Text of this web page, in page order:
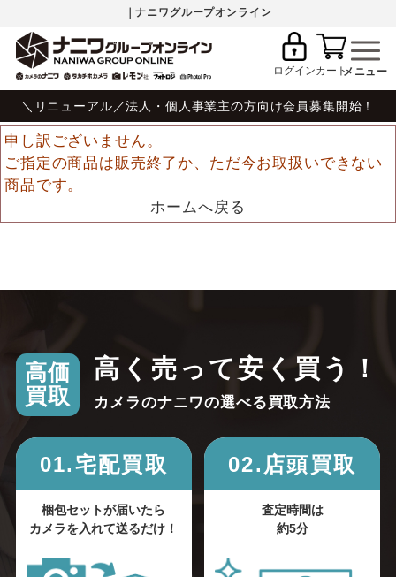
｜ナニワグループオンライン
ログインカート
＼リニューアル／法人・個人事業主の方向け会員募集開始！
申し訳ございません。
ご指定の商品は販売終了か、ただ今お取扱いできない
商品です。
ホームへ戻る
高価
買取
高く売って安く買う！
カメラのナニワの選べる買取方法
01.宅配買取
梱包セットが届いたら
カメラを入れて送るだけ！
02.店頭買取
査定時間は
約5分